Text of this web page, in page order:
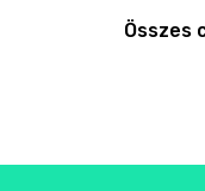
Összes